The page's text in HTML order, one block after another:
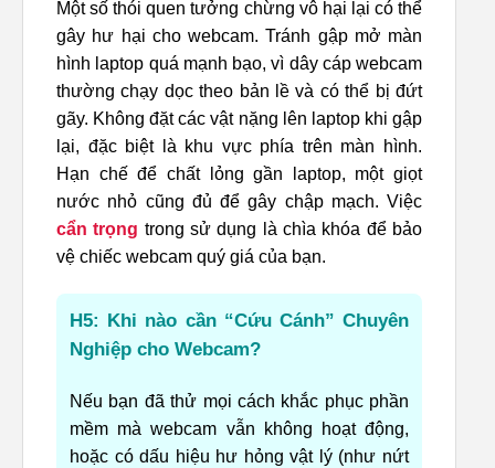
Một số thói quen tưởng chừng vô hại lại có thể
gây hư hại cho webcam. Tránh gập mở màn
hình laptop quá mạnh bạo, vì dây cáp webcam
thường chạy dọc theo bản lề và có thể bị đứt
gãy. Không đặt các vật nặng lên laptop khi gập
lại, đặc biệt là khu vực phía trên màn hình.
Hạn chế để chất lỏng gần laptop, một giọt
nước nhỏ cũng đủ để gây chập mạch. Việc
cẩn trọng trong sử dụng là chìa khóa để bảo
vệ chiếc webcam quý giá của bạn.
H5: Khi nào cần “Cứu Cánh” Chuyên
Nghiệp cho Webcam?
Nếu bạn đã thử mọi cách khắc phục phần
mềm mà webcam vẫn không hoạt động,
hoặc có dấu hiệu hư hỏng vật lý (như nứt